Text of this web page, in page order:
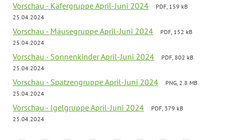
Vorschau - Käfergruppe April-Juni 2024
PDF, 159 kB
25.04.2024
Vorschau - Mäusegruppe April-Juni 2024
PDF, 152 kB
25.04.2024
Vorschau - Sonnenkinder April-Juni 2024
PDF, 802 kB
25.04.2024
Vorschau - Spatzengruppe April-Juni 2024
PNG, 2.8 MB
25.04.2024
Vorschau - Igelgruppe April-Juni 2024
PDF, 379 kB
25.04.2024